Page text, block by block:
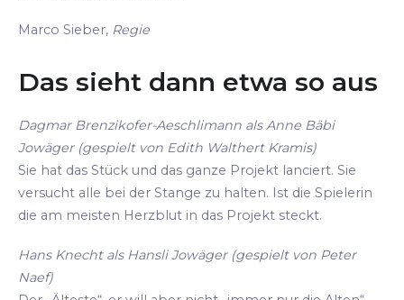
Marco Sieber, Regie
Das sieht dann etwa so aus
Dagmar Brenzikofer-Aeschlimann als Anne Bäbi
Jowäger (gespielt von Edith Walthert Kramis)
Sie hat das Stück und das ganze Projekt lanciert. Sie
versucht alle bei der Stange zu halten. Ist die Spielerin
die am meisten Herzblut in das Projekt steckt.
Hans Knecht als Hansli Jowäger (gespielt von Peter
Naef)